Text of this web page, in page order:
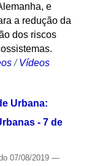
e
a redução da
dos riscos
/Vídeos
Urbana:
- 7 de
07/08/2019 —